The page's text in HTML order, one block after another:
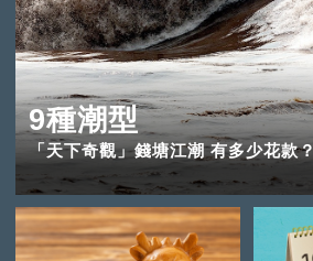
9種潮型
「天下奇觀」錢塘江潮 有多少花款？